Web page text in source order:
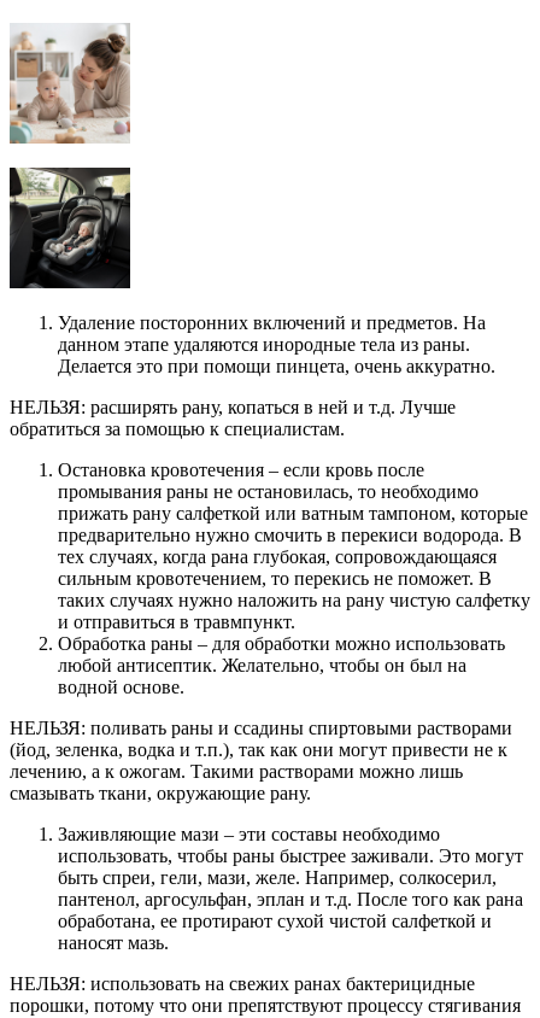
Удаление посторонних включений и предметов. На
данном этапе удаляются инородные тела из раны.
Делается это при помощи пинцета, очень аккуратно.
НЕЛЬЗЯ: расширять рану, копаться в ней и т.д. Лучше
обратиться за помощью к специалистам.
Остановка кровотечения – если кровь после
промывания раны не остановилась, то необходимо
прижать рану салфеткой или ватным тампоном, которые
предварительно нужно смочить в перекиси водорода. В
тех случаях, когда рана глубокая, сопровождающаяся
сильным кровотечением, то перекись не поможет. В
таких случаях нужно наложить на рану чистую салфетку
и отправиться в травмпункт.
Обработка раны – для обработки можно использовать
любой антисептик. Желательно, чтобы он был на
водной основе.
НЕЛЬЗЯ: поливать раны и ссадины спиртовыми растворами
(йод, зеленка, водка и т.п.), так как они могут привести не к
лечению, а к ожогам. Такими растворами можно лишь
смазывать ткани, окружающие рану.
Заживляющие мази – эти составы необходимо
использовать, чтобы раны быстрее заживали. Это могут
быть спреи, гели, мази, желе. Например, солкосерил,
пантенол, аргосульфан, эплан и т.д. После того как рана
обработана, ее протирают сухой чистой салфеткой и
наносят мазь.
НЕЛЬЗЯ: использовать на свежих ранах бактерицидные
порошки, потому что они препятствуют процессу стягивания